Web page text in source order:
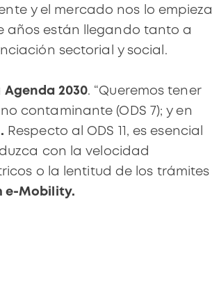
y el mercado nos lo empieza
años están llegando tanto a
sectorial y social.
Agenda 2030. “Queremos tener
contaminante (ODS 7); y en
Respecto al ODS 11, es esencial
con la velocidad
o la lentitud de los trámites
e-Mobility.